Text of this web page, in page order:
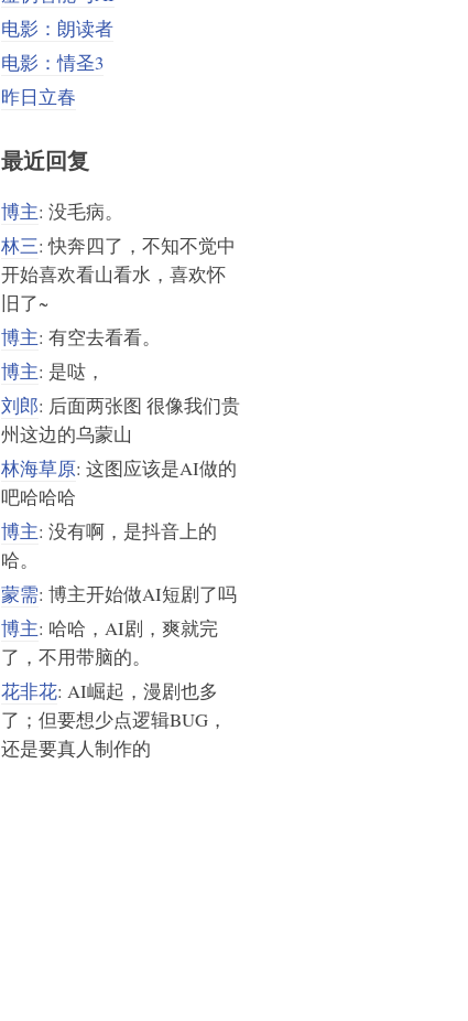
电影：朗读者
电影：情圣3
昨日立春
最近回复
博主: 没毛病。
林三: 快奔四了，不知不觉中
开始喜欢看山看水，喜欢怀
旧了~
博主: 有空去看看。
博主: 是哒，
刘郎: 后面两张图 很像我们贵
州这边的乌蒙山
林海草原: 这图应该是AI做的
吧哈哈哈
博主: 没有啊，是抖音上的
哈。
蒙需: 博主开始做AI短剧了吗
博主: 哈哈，AI剧，爽就完
了，不用带脑的。
花非花: AI崛起，漫剧也多
了；但要想少点逻辑BUG，
还是要真人制作的